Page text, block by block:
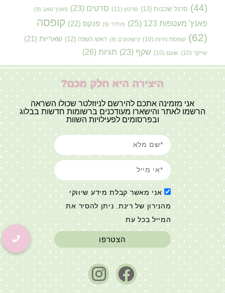
(44)
סרגל שכבות (13) סרטון (11) סרטים (23) פאנץ' טאב (9)
פאנץ' מעטפות 123 (25) פולדר (9) פנקס (22)
קופסה
(62)
קופסת נירות (10) קישוטונים (8) ראש השנה (12) שאריות (21)
שייקר (10) שעם (10) שקף (23) תגיות (26)
היצירה היא חלק מכם?
אני מזמינה אתכם להירשם לניוזלטר שכולו השראה
הרשמו לאתר והישארו מעודכנים ברשומות חדשות בבלוג
ובפרסומים לפעילויות השוות
אני מאשר קבלת מידע שיווקי
מהנירון של רינת. ניתן להסיר את
המייל בכל עת
הצטרפו